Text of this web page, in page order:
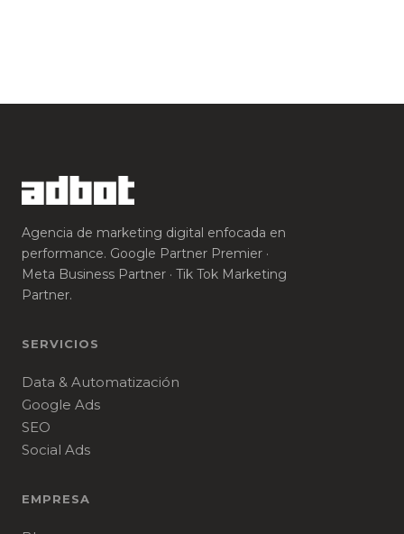
Agencia de marketing digital enfocada en
performance. Google Partner Premier ·
Meta Business Partner · Tik Tok Marketing
Partner.
SERVICIOS
Data & Automatización
Google Ads
SEO
Social Ads
EMPRESA